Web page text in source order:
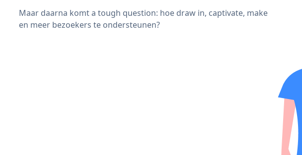
Maar daarna komt a tough question: hoe draw in, captivate, make
en meer bezoekers te ondersteunen?